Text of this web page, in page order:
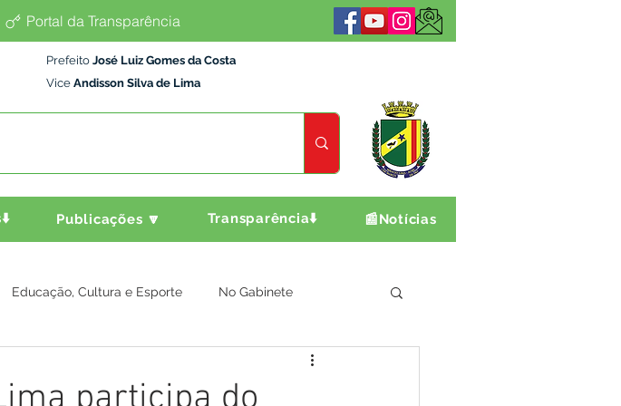
Portal da Transparência
Prefeito José Luiz Gomes da Costa
Vice Andisson Silva de Lima
Publicações 🔽 Transparência⬇️ 📰Notícias
Educação, Cultura e Esporte No Gabinete
Agricultura e Produção